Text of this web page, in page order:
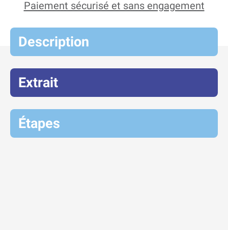
Paiement sécurisé et sans engagement
Description
Extrait
Étapes